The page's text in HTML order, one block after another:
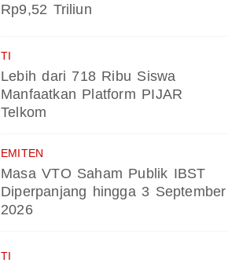
Rp9,52 Triliun
TI
Lebih dari 718 Ribu Siswa
Manfaatkan Platform PIJAR
Telkom
EMITEN
Masa VTO Saham Publik IBST
Diperpanjang hingga 3 September
2026
TI